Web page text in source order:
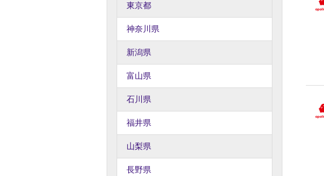
東京都
神奈川県
新潟県
富山県
石川県
福井県
山梨県
長野県